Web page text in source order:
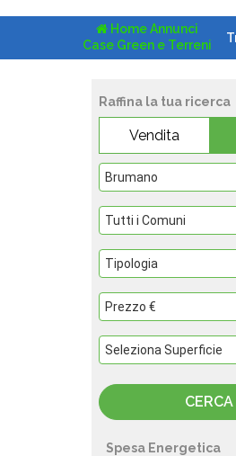
Home Annunci
Case Green e Terreni
Raffina la tua ricerca
Vendita
Spesa Energetica